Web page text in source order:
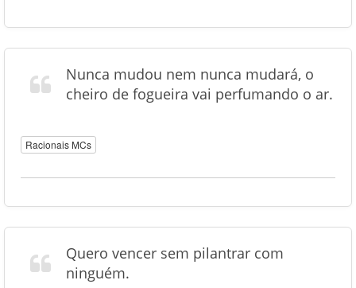
Nunca mudou nem nunca mudará, o
cheiro de fogueira vai perfumando o ar.
Racionais MCs
Quero vencer sem pilantrar com
ninguém.